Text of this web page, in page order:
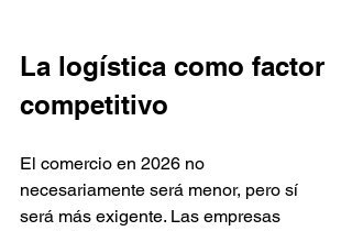
La logística como factor
competitivo
El comercio en 2026 no
necesariamente será menor, pero sí
será más exigente. Las empresas